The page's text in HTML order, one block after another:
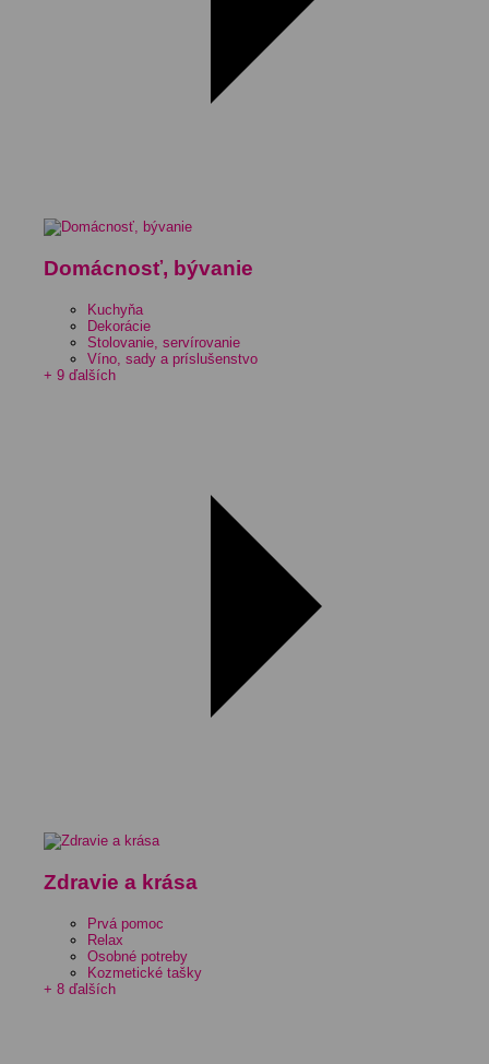
Domácnosť, bývanie
Kuchyňa
Dekorácie
Stolovanie, servírovanie
Víno, sady a príslušenstvo
+ 9 ďalších
Zdravie a krása
Prvá pomoc
Relax
Osobné potreby
Kozmetické tašky
+ 8 ďalších